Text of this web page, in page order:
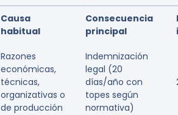
Causa
habitual
Consecuencia
principal
Razones
económicas,
técnicas,
organizativas o
de producción
Indemnización
legal (20
días/año con
topes según
normativa)